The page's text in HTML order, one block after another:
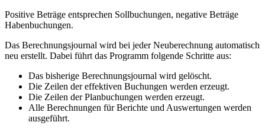
Positive Beträge entsprechen Sollbuchungen, negative Beträge
Habenbuchungen.
Das Berechnungsjournal wird bei jeder Neuberechnung automatisch
neu erstellt. Dabei führt das Programm folgende Schritte aus:
Das bisherige Berechnungsjournal wird gelöscht.
Die Zeilen der effektiven Buchungen werden erzeugt.
Die Zeilen der Planbuchungen werden erzeugt.
Alle Berechnungen für Berichte und Auswertungen werden
ausgeführt.